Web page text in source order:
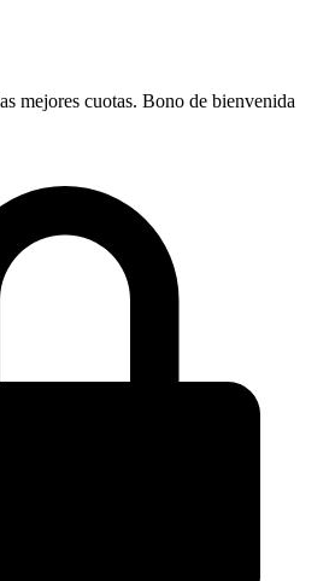
mejores cuotas. Bono de bienvenida